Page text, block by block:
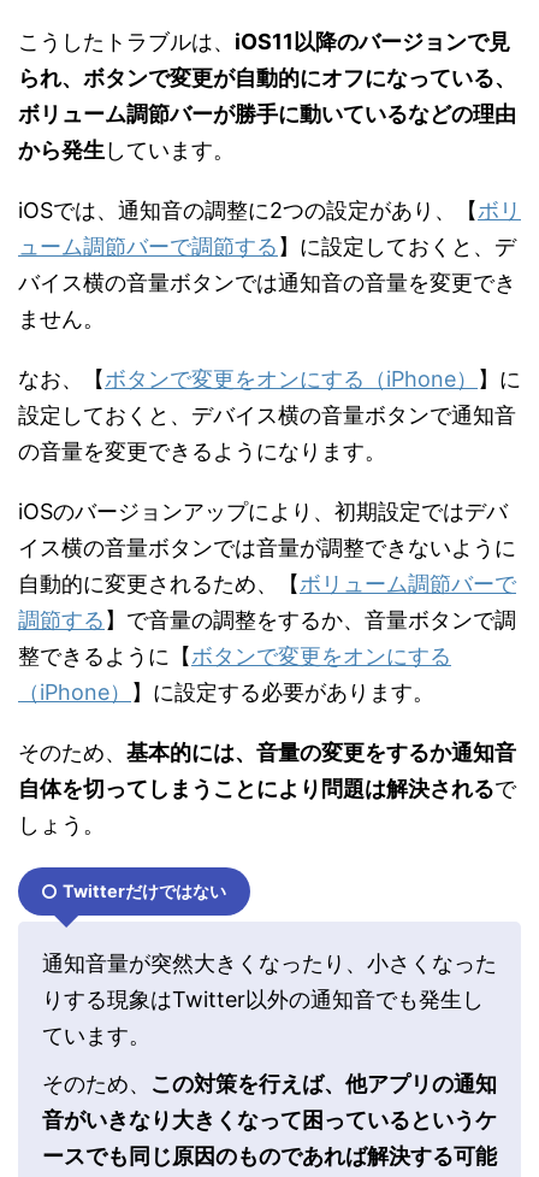
こうしたトラブルは、 iOS11以降のバージョンで見
られ、ボタンで変更が自動的にオフになっている、
ボリューム調節バーが勝手に動いているなどの理由
から発生 しています。
iOSでは、通知音の調整に2つの設定があり、【ボリ
ューム調節バーで調節する 】に設定しておくと、デ
バイス横の音量ボタンでは通知音の音量を変更でき
ません。
なお、【ボタンで変更をオンにする（iPhone）
】に
設定しておくと、デバイス横の音量ボタンで通知音
の音量を変更できるようになります。
iOSのバージョンアップにより、初期設定ではデバ
イス横の音量ボタンでは音量が調整できないように
自動的に変更されるため、【ボリューム調節バーで
調節する 】で音量の調整をするか、音量ボタンで調
整できるように【ボタンで変更をオンにする
（iPhone）
】に設定する必要があります。
そのため、 基本的には、音量の変更をするか通知音
自体を切ってしまうことにより問題は解決されるで
しょう。
Twitterだけではない
通知音量が突然大きくなったり、小さくなった
りする現象はTwitter以外の通知音でも発生し
ています。
そのため、 この対策を行えば、他アプリの通知
音がいきなり大きくなって困っているというケ
ースでも同じ原因のものであれば解決する可能